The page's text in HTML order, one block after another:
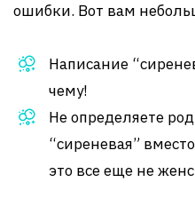
ошибки. Вот вам
Написание
чему!
Не определяете
“сиреневая”
это все еще не